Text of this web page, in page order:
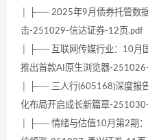
│ ├── 2025年9月债券托管数
击-251029-信达证券-12页.pdf
│ ├── 互联网传媒行业：10月
推出首款AI原生浏览器-
│ ├── 三人行(605168)深度报
化布局开启成长新篇章-
│ ├── 情绪与估值10月第2期